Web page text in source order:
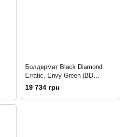
Болдермат Black Diamond
Erratic, Envy Green (BD
5500293011ALL1)
19 734 грн